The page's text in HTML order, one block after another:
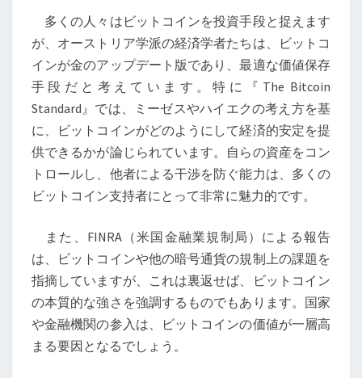
価
値
保
存
手
段
多くの人々はビットコインを投資手段と捉えます
が、オーストリア学派の経済学者たちは、ビットコ
インが金のアップデート版であり、最適な価値保存
手段だと考えています。特に『The Bitcoin
Standard』では、ミーゼスやハイエクの考え方を基
に、ビットコインがどのようにして経済的安定を提
供できるかが論じられています。自らの資産をコン
トロールし、他者による干渉を防ぐ能力は、多くの
ビットコイン支持者にとって非常に魅力的です。
また、FINRA（米国金融業規制局）による報告
は、ビットコインや他の暗号通貨の規制上の課題を
指摘していますが、これは裏返せば、ビットコイン
の本質的な強さを強調するものでもあります。国家
や金融機関の参入は、ビットコインの価値が一層高
まる要因となるでしょう。